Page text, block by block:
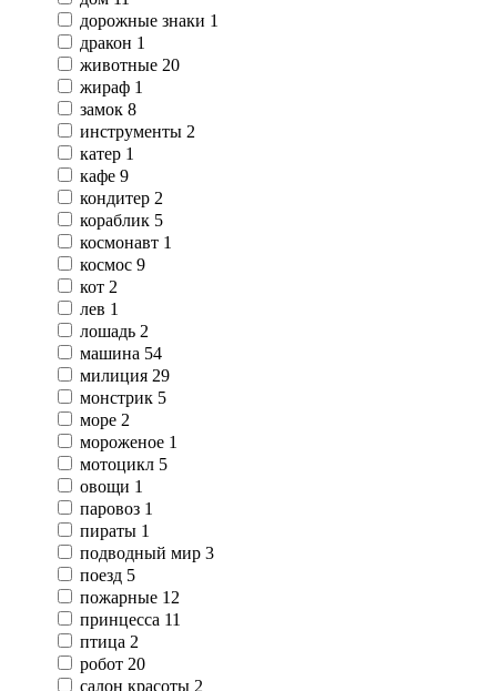
дорожные знаки 1
дракон 1
животные 20
жираф 1
замок 8
инструменты 2
катер 1
кафе 9
кондитер 2
кораблик 5
космонавт 1
космос 9
кот 2
лев 1
лошадь 2
машина 54
милиция 29
монстрик 5
море 2
мороженое 1
мотоцикл 5
овощи 1
паровоз 1
пираты 1
подводный мир 3
поезд 5
пожарные 12
принцесса 11
птица 2
робот 20
салон красоты 2